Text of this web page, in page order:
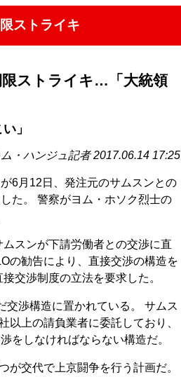
ストライキ
ストライキ…「大統領
」
ム・ハンジュ記者 2017.06.14 17:25
6月12日、発注元のサムスンとの
た。 警察がヨム・ホソク烈士の
スンが下請労働者との交渉に直
の勧告により、直接交渉の構造を
交渉制度の立法を要求した。
交渉構造に置かれている。 サムス
以上の請負業者に委託しており、
をしなければならない構造だ。
が交代で上京闘争を行う計画だ。